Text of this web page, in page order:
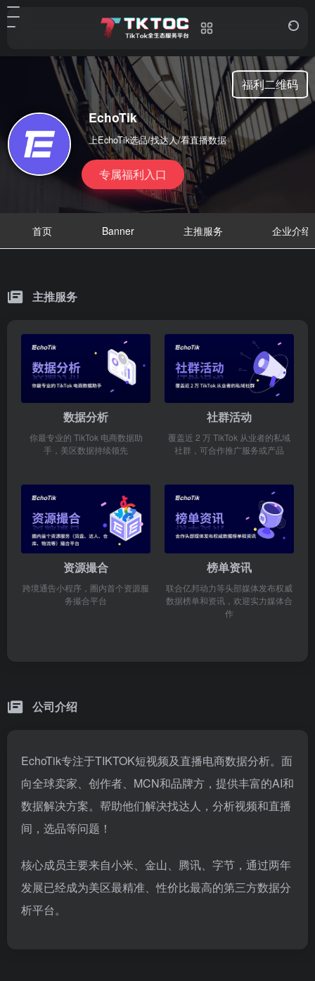
EchoTik
上EchoTik选品/找达人/看直播数据
专属福利入口
福利二维码
首页 Banner 主推服务 企业介绍
主推服务
数据分析
你最专业的 TikTok 电商数据助
手，美区数据持续领先
社群活动
覆盖近 2 万 TikTok 从业者的私域
社群，可合作推广服务或产品
资源撮合
跨境通告小程序，圈内首个资源服
务撮合平台
榜单资讯
联合亿邦动力等头部媒体发布权威
数据榜单和资讯，欢迎实力媒体合
作
公司介绍
EchoTik专注于TIKTOK短视频及直播电商数据分析。面
向全球卖家、创作者、MCN和品牌方，提供丰富的AI和
数据解决方案。帮助他们解决找达人，分析视频和直播
间，选品等问题！
核心成员主要来自小米、金山、腾讯、字节，通过两年
发展已经成为美区最精准、性价比最高的第三方数据分
析平台。